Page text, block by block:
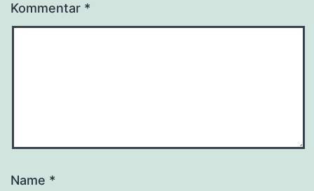
Kommentar *
Name *